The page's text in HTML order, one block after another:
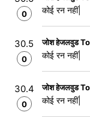
0 कोई रन नहीं|
30.5
0
जोश हेजलवुड To
कोई रन नहीं|
30.4
0
जोश हेजलवुड To
कोई रन नहीं|